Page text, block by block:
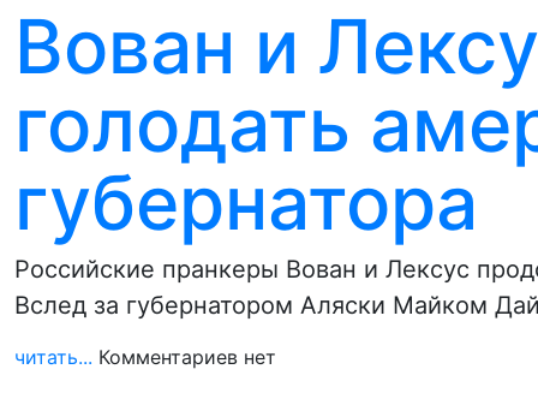
Вован и
голодать
губернатора
Российские пранкеры Вован и Лексус
Вслед за губернатором Аляски Майком
читать... Комментариев нет